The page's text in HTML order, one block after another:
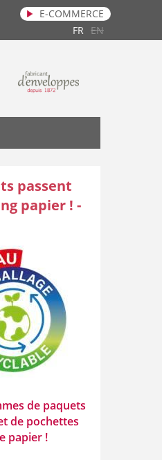
E-COMMERCE
FR EN
passent
papier ! -
de paquets
de pochettes
papier !